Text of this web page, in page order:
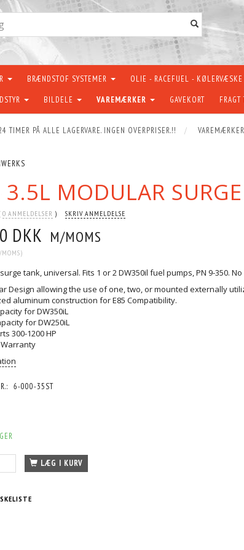
BRÆNDSTOF SYSTEMER OLIE - RACEFUEL - KØLERVÆSKE
BILDELE VAREMÆRKER GAVEKORT
PÅ ALLE LAGERVARE. INGEN OVERPRISER.!! VAREMÆRKER
3.5L MODULAR
0 ANMELDELSER SKRIV ANMELDELSE
DKK M/MOMS
)
tank, universal. Fits 1 or 2 DW350il fuel pumps, PN 9-350.
Design allowing the use of one, two, or mounted externally
aluminum construction for E85 Compatibility.
for DW350iL
for DW250iL
300-1200 HP
6-000-35ST
LÆG I KURV